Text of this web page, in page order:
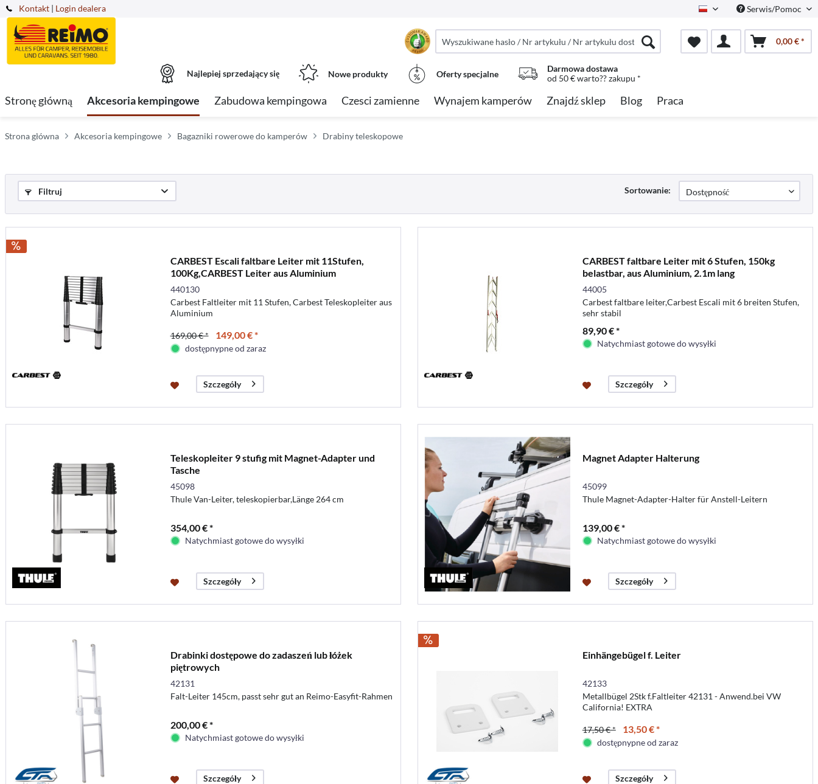
Kontakt Polish Serwis/Pomoc
| Login dealera
0,00 € *
Najlepiej sprzedający się Nowe produkty Oferty specjalne
Darmowa dostawa
od 50 € warto?? zakupu *
Stronę główną Akcesoria kempingowe Zabudowa kempingowa Czesci zamienne Wynajem kamperów Znajdź sklep Blog Praca
Strona główna Akcesoria kempingowe Bagazniki rowerowe do kamperów Drabiny teleskopowe
Filtruj Sortowanie:
CARBEST Escali faltbare Leiter mit 11Stufen,
100Kg,CARBEST Leiter aus Aluminium
440130
Carbest Faltleiter mit 11 Stufen, Carbest Teleskopleiter aus
Aluminium
169,00 € * 149,00 € *
dostępnypne od zaraz
Szczegóły
CARBEST faltbare Leiter mit 6 Stufen, 150kg
belastbar, aus Aluminium, 2.1m lang
44005
Carbest faltbare leiter,Carbest Escali mit 6 breiten Stufen,
sehr stabil
89,90 € *
Natychmiast gotowe do wysyłki
Szczegóły
Teleskopleiter 9 stufig mit Magnet-Adapter und
Tasche
45098
Thule Van-Leiter, teleskopierbar,Länge 264 cm
354,00 € *
Natychmiast gotowe do wysyłki
Szczegóły
Magnet Adapter Halterung
45099
Thule Magnet-Adapter-Halter für Anstell-Leitern
139,00 € *
Natychmiast gotowe do wysyłki
Szczegóły
Drabinki dostępowe do zadaszeń lub łóżek
piętrowych
42131
Falt-Leiter 145cm, passt sehr gut an Reimo-Easyfit-Rahmen
200,00 € *
Natychmiast gotowe do wysyłki
Szczegóły
Einhängebügel f. Leiter
42133
Metallbügel 2Stk f.Faltleiter 42131 - Anwend.bei VW
California! EXTRA
17,50 € * 13,50 € *
dostępnypne od zaraz
Szczegóły